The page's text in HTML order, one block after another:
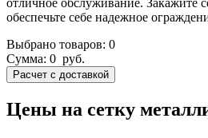
отличное обслуживание. Закажите
обеспечьте себе надежное
Выбрано товаров: 0
Сумма: 0 руб.
Цены на сетку